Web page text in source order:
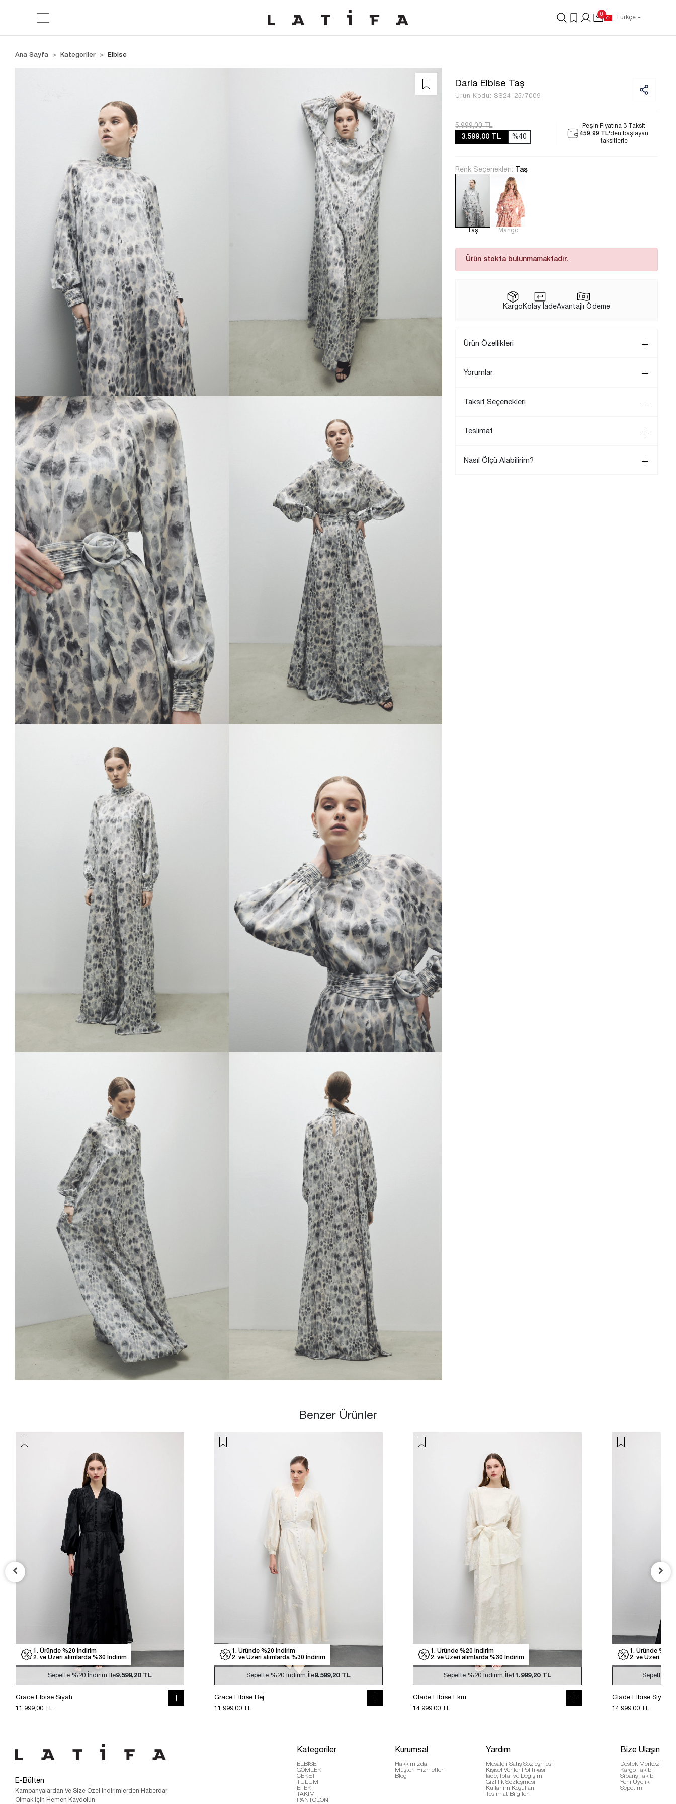
0
Türkçe
Ana Sayfa Kategoriler Elbise
Daria Elbise Taş
Ürün Kodu: SS24-25/7009
5.999,00 TL
3.599,00 TL %40
Peşin Fiyatına 3 Taksit
459,99 TL'den başlayan
taksitlerle
Renk Seçenekleri: Taş
Taş Mango
Ürün stokta bulunmamaktadır.
Kargo Kolay İadeAvantajlı Ödeme
Ürün Özellikleri
Yorumlar
Taksit Seçenekleri
Teslimat
Nasıl Ölçü Alabilirim?
Benzer Ürünler
1. Üründe %20 İndirim
2. ve Üzeri alımlarda %30 İndirim
Sepette%20 İndirim İle9.599,20 TL
Grace Elbise Siyah
11.999,00 TL
1. Üründe %20 İndirim
2. ve Üzeri alımlarda %30 İndirim
Sepette %20 İndirim İle9.599,20 TL
Grace Elbise Bej
11.999,00 TL
1. Üründe %20 İndirim
2. ve Üzeri alımlarda %30 İndirim
Sepette %20 İndirim İle11.999,20 TL
Clade Elbise Ekru
14.999,00 TL
1. Üründe %20
2. ve Üzeri
Sepette
Clade Elbise Siyah
14.999,00 TL
E-Bülten
Kampanyalardan Ve Size Özel İndirimlerden Haberdar
Olmak İçin Hemen Kaydolun
Kategoriler
ELBİSE
GÖMLEK
CEKET
TULUM
ETEK
TAKIM
PANTOLON
Kurumsal
Hakkımızda
Müşteri Hizmetleri
Blog
Yardım
Mesafeli Satış Sözleşmesi
Kişisel Veriler Politikası
İade, İptal ve Değişim
Gizlilik Sözleşmesi
Kullanım Koşulları
Teslimat Bilgileri
Bize Ulaşın
Destek Merkezi
Kargo Takibi
Sipariş Takibi
Yeni Üyelik
Sepetim